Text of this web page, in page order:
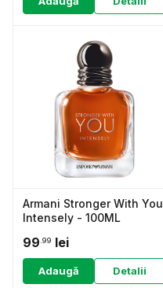
Armani Stronger With You
Intensely - 100ML
99 .99 lei
Adaugă Detalii